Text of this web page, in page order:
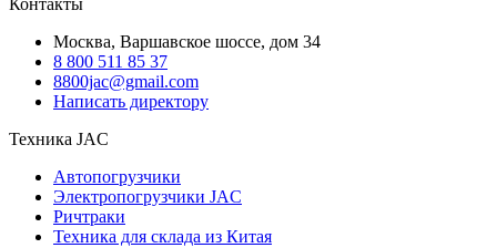
Контакты
Москва, Варшавское шоссе, дом 34
8 800 511 85 37
8800jac@gmail.com
Написать директору
Техника JAC
Автопогрузчики
Электропогрузчики JAC
Ричтраки
Техника для склада из Китая